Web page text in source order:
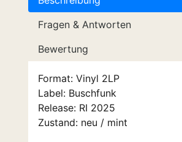
Fragen & Antworten
Bewertung
Format: Vinyl 2LP
Label: Buschfunk
Release: RI 2025
Zustand: neu / mint